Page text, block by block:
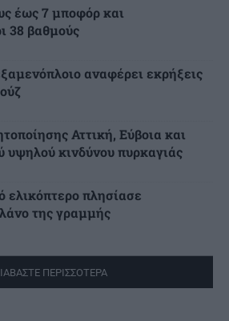
έως 7 μποφόρ και
38 βαθμούς
αναφέρει εκρήξεις
Αττική, Εύβοια και
υψηλού κινδύνου πυρκαγιάς
πλησίασε
της γραμμής
ΠΕΡΙΣΣΟΤΕΡΑ